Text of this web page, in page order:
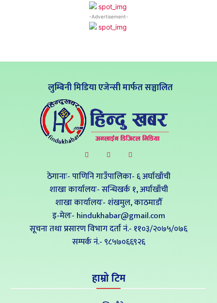
-Advertisement-
लुम्बिनी मिडिया एजेन्सी मार्फत सञ्चालित
ठेगानाः- पाणिनि गाउँपालिका- ६ अर्घाखाँची
शाखा कार्यालयः- सन्धिखर्क १, अर्घाखाँची
शाखा कार्यालयः- शंखमुल, काठमाडौँ
इ-मेलः- hindukhabar@gmail.com
सूचना तथा प्रसारण विभाग दर्ता नं.- ११०३/२०७५/०७६
सम्पर्क नं‍.- ९८५७०६६९२६
हाम्रो टिम